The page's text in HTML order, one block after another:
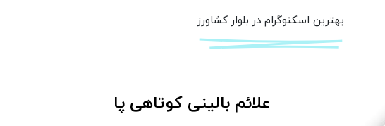
بهترین اسکنوگرام در بلوار کشاورز
علائم بالینی کوتاهی پا